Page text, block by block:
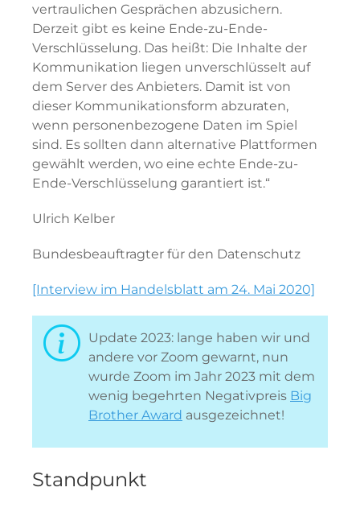
vertraulichen Gesprächen abzusichern.
Derzeit gibt es keine Ende-zu-Ende-
Verschlüsselung. Das heißt: Die Inhalte der
Kommunikation liegen unverschlüsselt auf
dem Server des Anbieters. Damit ist von
dieser Kommunikationsform abzuraten,
wenn personenbezogene Daten im Spiel
sind. Es sollten dann alternative Plattformen
gewählt werden, wo eine echte Ende-zu-
Ende-Verschlüsselung garantiert ist.“
Ulrich Kelber
Bundesbeauftragter für den Datenschutz
[Interview im Handelsblatt am 24. Mai 2020]
Update 2023: lange haben wir und
andere vor Zoom gewarnt, nun
wurde Zoom im Jahr 2023 mit dem
wenig begehrten Negativpreis Big
Brother Award ausgezeichnet!
Standpunkt